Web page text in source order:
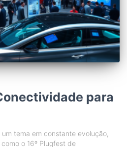
para
tema em constante evolução,
o 16º Plugfest de